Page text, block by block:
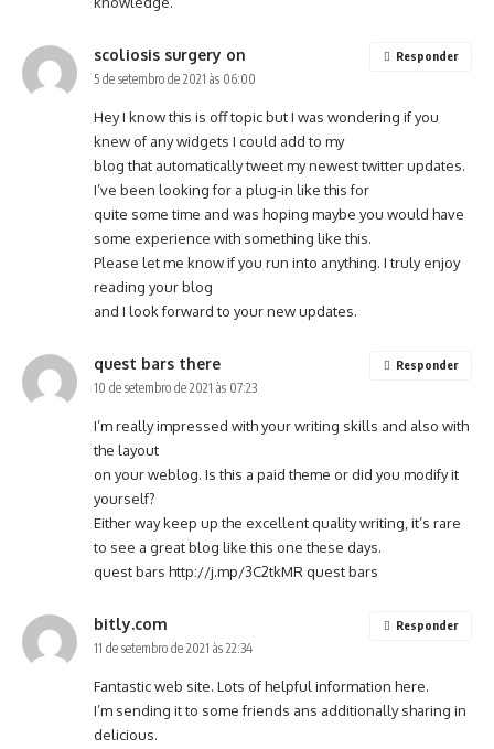
scoliosis surgery on
5 de setembro de 2021 às 06:00
Hey I know this is off topic but I was wondering if you
knew of any widgets I could add to my
blog that automatically tweet my newest twitter updates.
I’ve been looking for a plug-in like this for
quite some time and was hoping maybe you would have
some experience with something like this.
Please let me know if you run into anything. I truly enjoy
reading your blog
and I look forward to your new updates.
Responder
quest bars there
10 de setembro de 2021 às 07:23
I’m really impressed with your writing skills and also with
the layout
on your weblog. Is this a paid theme or did you modify it
yourself?
Either way keep up the excellent quality writing, it’s rare
to see a great blog like this one these days.
quest bars http://j.mp/3C2tkMRquest bars
Responder
bitly.com
11 de setembro de 2021 às 22:34
Fantastic web site. Lots of helpful information here.
I’m sending it to some friends ans additionally sharing in
delicious.
Responder